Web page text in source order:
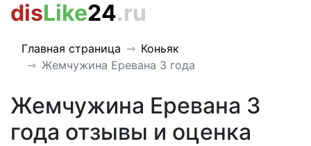
disLike24.ru
Главная страница
Коньяк
Жемчужина Еревана 3 года
Жемчужина Еревана 3
года отзывы и оценка